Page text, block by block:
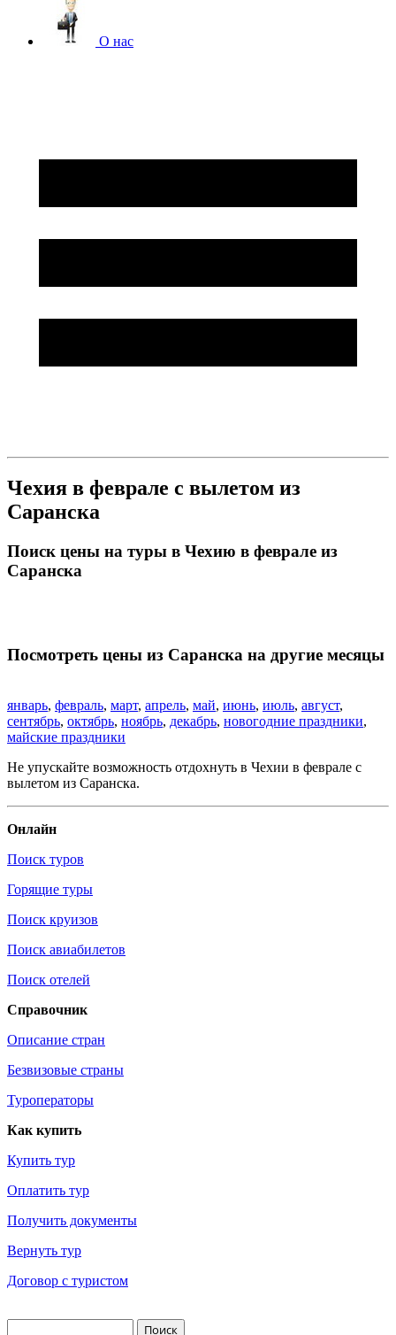
О нас
Чехия в феврале с вылетом из
Саранска
Поиск цены на туры в Чехию в феврале из
Саранска
Посмотреть цены из Саранска на другие месяцы
январь, февраль, март, апрель, май, июнь, июль, август,
сентябрь, октябрь, ноябрь, декабрь, новогодние праздники,
майские праздники
Не упускайте возможность отдохнуть в Чехии в феврале с
вылетом из Саранска.
Онлайн
Поиск туров
Горящие туры
Поиск круизов
Поиск авиабилетов
Поиск отелей
Справочник
Описание стран
Безвизовые страны
Туроператоры
Как купить
Купить тур
Оплатить тур
Получить документы
Вернуть тур
Договор с туристом